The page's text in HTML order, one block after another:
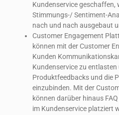
Kundenservice geschaffen,
Stimmungs-/ Sentiment-
nach und nach ausgebaut
Customer Engagement
können mit der Customer
Kunden
Kundenservice zu
Produktfeedbacks und die
einzubinden. Mit der
können darüber hinaus
im Kundenservice platziert